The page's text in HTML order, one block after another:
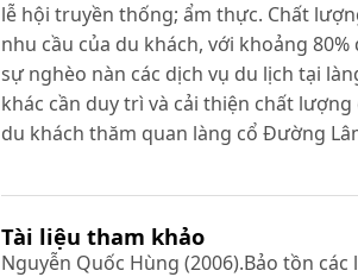
lễ hội truyền thống; ẩm thực. Chất
nhu cầu của du khách, với khoảng
sự nghèo nàn các dịch vụ du lịch tại
khác cần duy trì và cải thiện chất
du khách thăm quan làng cổ Đường
Tài liệu tham khảo
Nguyễn Quốc Hùng (2006).Bảo tồn